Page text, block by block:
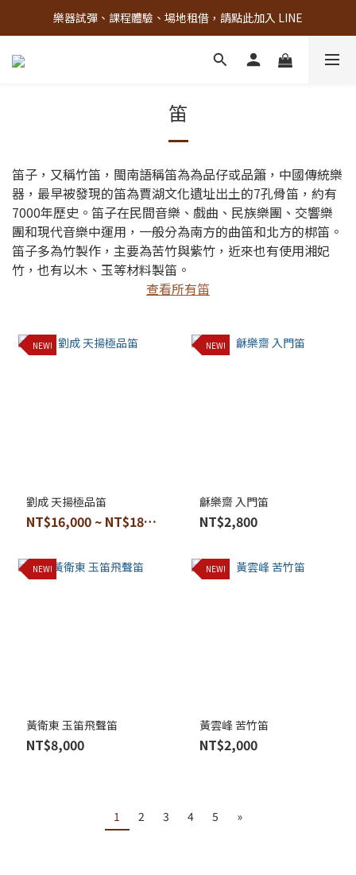
古亭門市 + 先進音樂教室週末假日皆有營業
樂器試彈、課程體驗、場地租借，請點此加入 LINE
古亭門市 + 先進音樂教室週末假日皆有營業
笛
笛子，又稱竹笛，閩南語稱笛為為品仔或品簫，中國傳統樂
器，最早被發現的笛為賈湖文化遺址出土的7孔骨笛，約有
7000年歷史。笛子在民間音樂、戲曲、民族樂團、交響樂
團和現代音樂中運用，一般分為南方的曲笛和北方的梆笛。
笛子多為竹製作，主要為苦竹與紫竹，近來也有使用湘妃
竹，也有以木、玉等材料製笛。
查看所有笛
NEW!
劉成 天揚極品笛
NT$16,000 ~ NT$18,000
NEW!
龢樂齋 入門笛
NT$2,800
NEW!
黃衛東 玉笛飛聲笛
NT$8,000
NEW!
黃雲峰 苦竹笛
NT$2,000
1 2 3 4 5 »